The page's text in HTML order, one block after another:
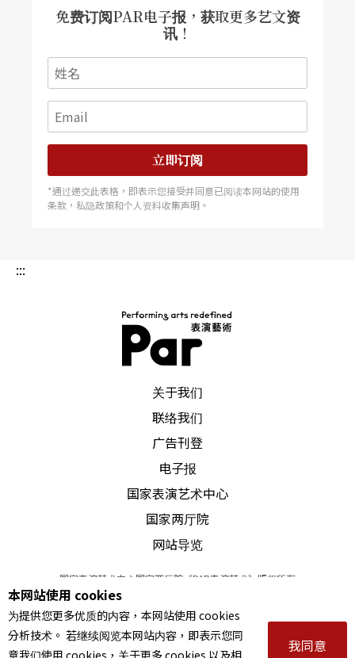
免费订阅PAR电子报，获取更多艺文资
讯！
立即订阅
*通过递交此表格，即表示您接受并同意已阅读本网站的使用
条款，私隐政策和个人资料收集声明。
:::
关于我们
联络我们
广告刊登
电子报
国家表演艺术中心
国家两厅院
网站导览
国家表演艺术中心国家两厅院《PAR表演艺术》版权所有
© 2022Performing arts redefined. All Rights Reserved
统一编号 Tax Id number 00973926
本站所提供相关演出资讯，如有异动应以主办单位公告为准。
服务条款｜隐私权声明｜著作权声明
本网站使用 cookies
为提供您更多优质的内容，本网站使用 cookies
分析技术。 若继续阅览本网站内容，即表示您同
意我们使用 cookies，关于更多 cookies 以及相
我同意